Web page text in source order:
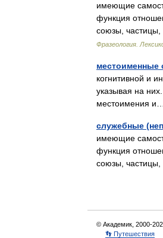
имеющие
функция
союзы,
Фразеология.
местоименные
когнитивной и
указывая на
местоимения
служебные
имеющие
функция
союзы,
© Академик, 2000-
👣 Путешествия